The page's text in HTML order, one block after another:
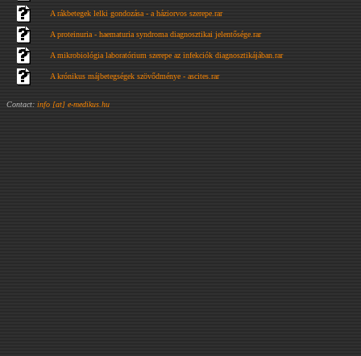
A rákbetegek lelki gondozása - a háziorvos szerepe.rar
A proteinuria - haematuria syndroma diagnosztikai jelentősége.rar
A mikrobiológia laboratórium szerepe az infekciók diagnosztikájában.rar
A krónikus májbetegségek szövődménye - ascites.rar
Contact: info [at] e-medikus.hu